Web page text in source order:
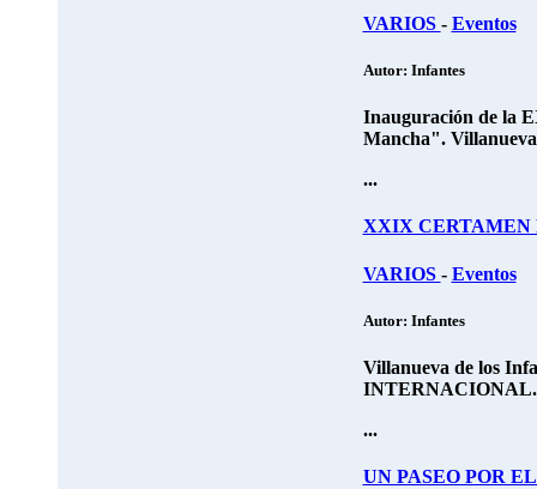
VARIOS - Eventos
Autor: Infantes
Inauguración de la
Mancha".
...
XXIX CERTAMEN
VARIOS - Eventos
Autor: Infantes
Villanueva de los
...
UN PASEO POR